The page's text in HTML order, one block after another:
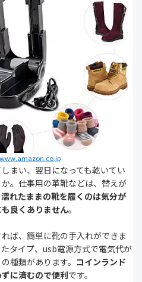
まい、翌日になっても乾いてい
。仕事用の革靴などは、替えが
濡れたままの靴を履くのは気分が
良くありません。
ば、簡単に靴の手入れができま
タイプ、usb電源方式で電気代が
種類があります。 コインランド
に済むので便利です。